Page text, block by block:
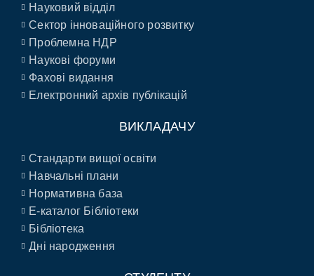
Науковий відділ
Сектор інноваційного розвитку
Проблемна НДР
Наукові форуми
Фахові видання
Електронний архів публікацій
ВИКЛАДАЧУ
Стандарти вищої освіти
Навчальні плани
Нормативна база
E-каталог Бібліотеки
Бібліотека
Дні народження